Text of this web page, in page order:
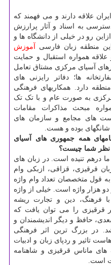
علاقه دارند و می فهمند که
به اسناد و آثار پرارزش
رو در خیلی از دانشگاه ها و
منطقه زبان فارسی آموزش
همواره استقبال و حمایت
آسیای مرکزی مشتاق تعامل
ها؛ دفاتر رایزنی های
دارد. همکاریهای فرهنگی
به صورت عام و با تک تک
مبحث مذاکرات مقامات
های مجامع و سازمان های
بوده و هست.
همه جمهوری های آسیای
نظر شما چیست؟
ما درهم تنیده است. در زبان های
قرقیزی، قزاقی، ازبکی وام
قول متخصصان تعداد وام واژه
هزار واژه است. خیلی از واژه
فرهنگ، دین و تجارت ریشه
قرقیزی را می توان یافت که
حافظ و دیگر اندیشمندان و
در بزرگ ترین اثر فرهنگی
تاثیر و ردپای زبان و ادبیات
ماناس قرقیزی و شاهنامه
است.